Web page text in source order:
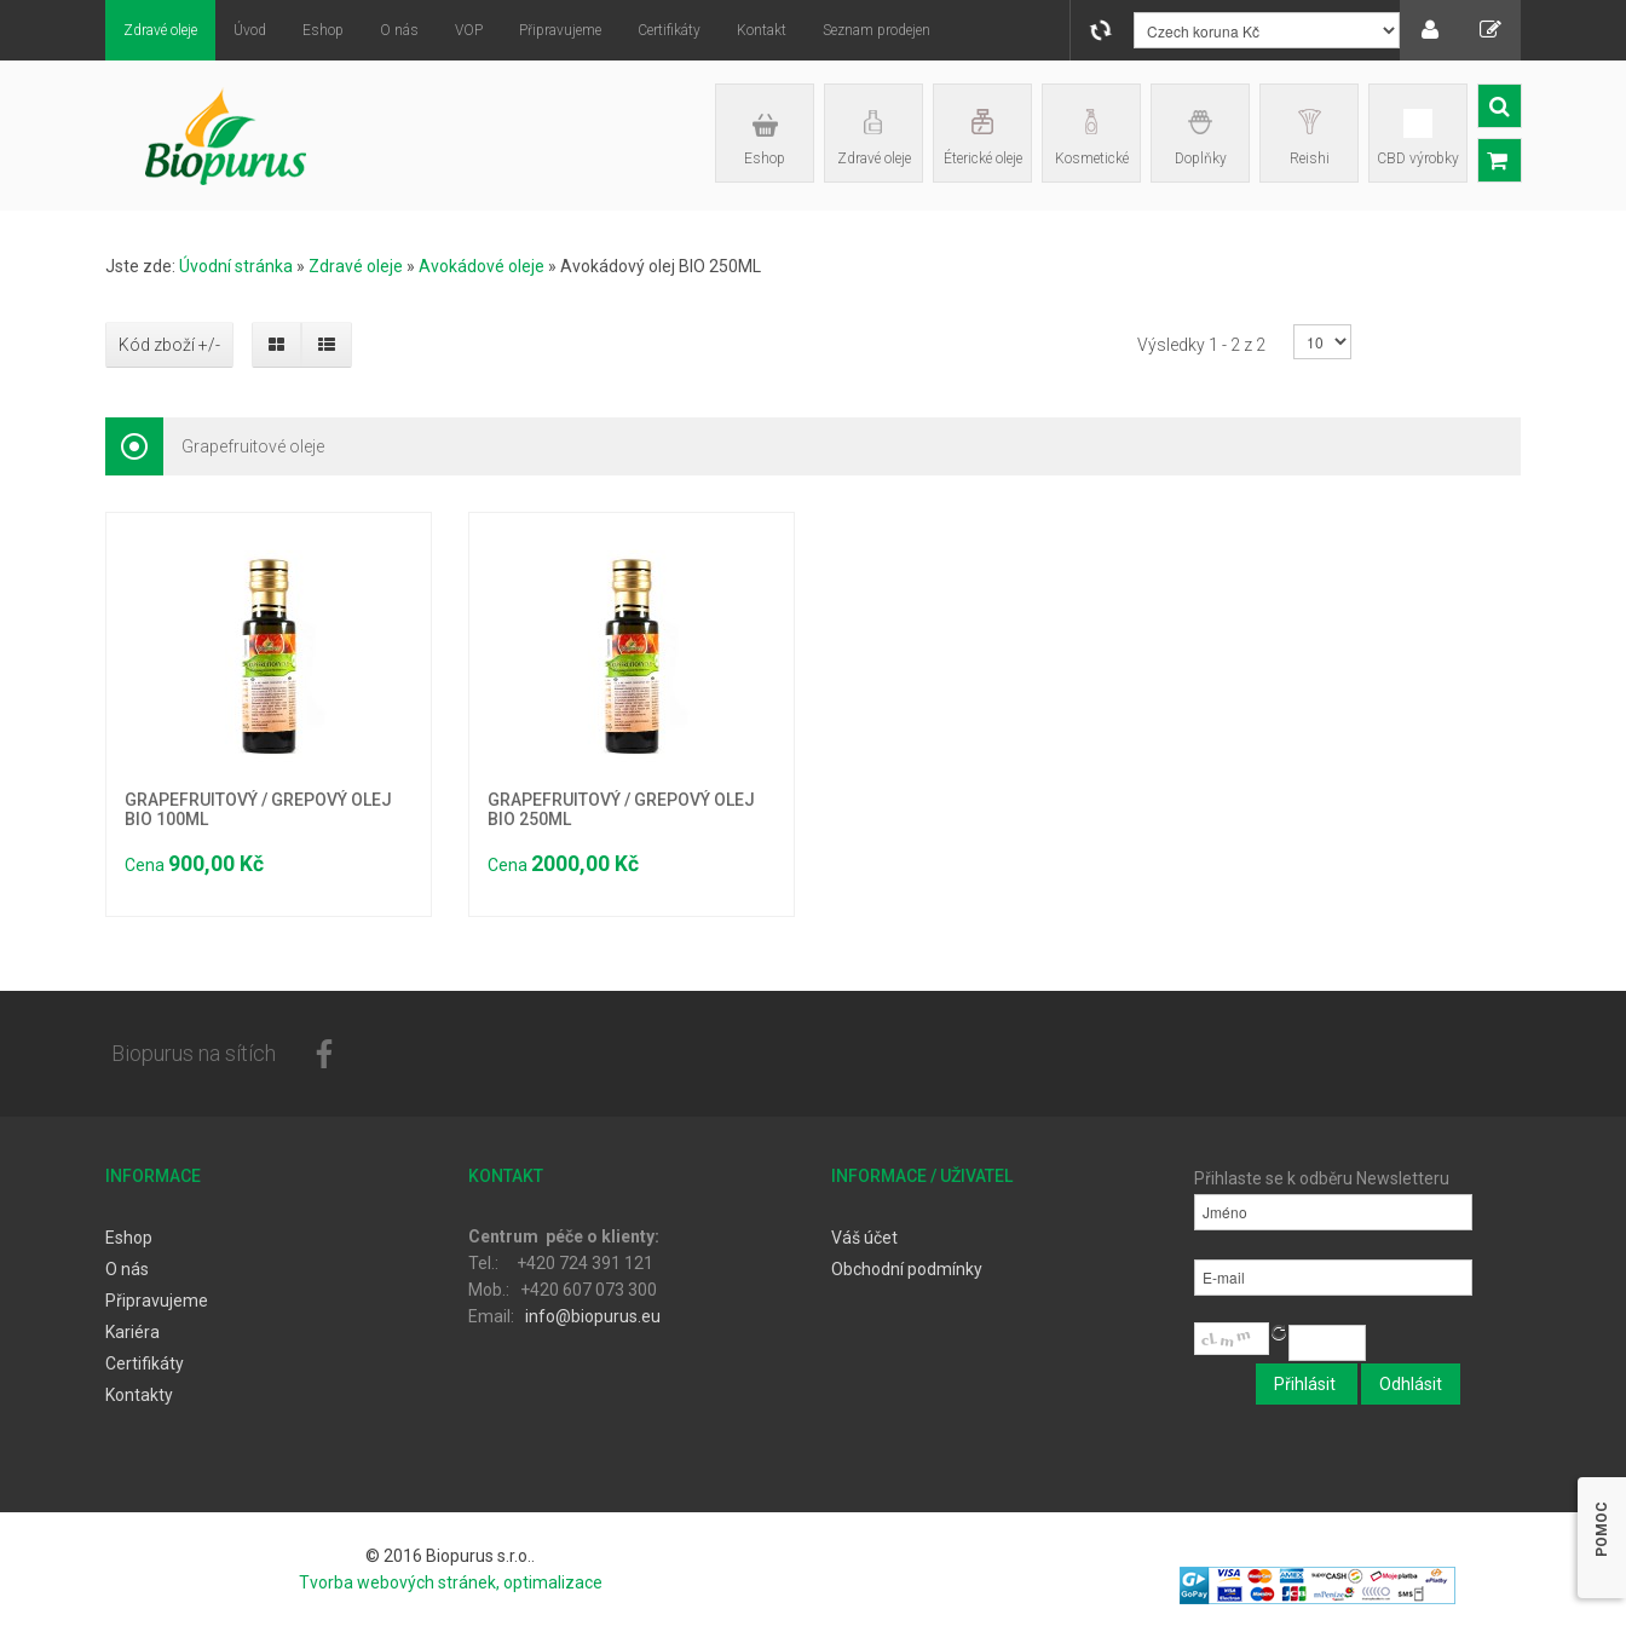
Zdravé oleje Úvod Eshop O nás VOP Připravujeme Certifikáty Kontakt Seznam prodejen
Eshop Zdravé oleje Éterické oleje Kosmetické Doplňky Reishi CBD výrobky
Jste zde: Úvodní stránka » Zdravé oleje » Avokádové oleje » Avokádový olej BIO 250ML
Kód zboží +/- Výsledky 1 - 2 z 2
Grapefruitové oleje
GRAPEFRUITOVÝ / GREPOVÝ OLEJ
BIO 100ML
Cena 900,00 Kč
GRAPEFRUITOVÝ / GREPOVÝ OLEJ
BIO 250ML
Cena 2000,00 Kč
Biopurus na sítích
INFORMACE
Eshop
O nás
Připravujeme
Kariéra
Certifikáty
Kontakty
KONTAKT
Centrum péče o klienty:
Tel.: +420 724 391 121
Mob.: +420 607 073 300
Email: info@biopurus.eu
INFORMACE / UŽIVATEL
Váš účet
Obchodní podmínky
Přihlaste se k odběru Newsletteru
© 2016 Biopurus s.r.o..
Tvorba webových stránek, optimalizace
POMOC